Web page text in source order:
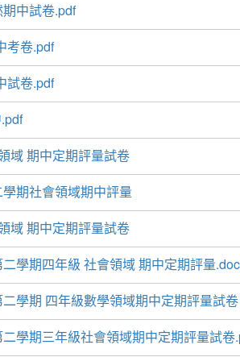
中試卷.pdf
考卷.pdf
試卷.pdf
域 期中定期評量試卷
期社會領域期中評量
域 期中定期評量試卷
學期四年級 社會領域 期中定期評量.doc
學期 四年級數學領域期中定期評量試卷
學期三年級社會領域期中定期評量試卷